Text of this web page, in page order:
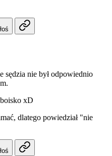
sędzia nie był odpowiednio
boisko xD
dlatego powiedział "nie